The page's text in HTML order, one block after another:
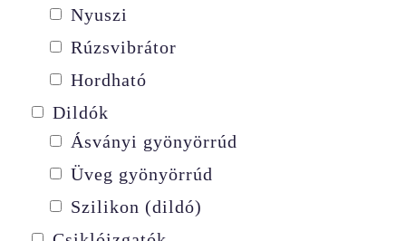
Nyuszi
Rúzsvibrátor
Hordható
Dildók
Ásványi gyönyörrúd
Üveg gyönyörrúd
Szilikon (dildó)